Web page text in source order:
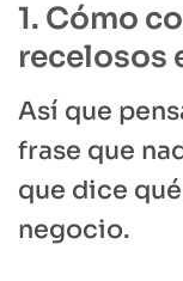
1. Cómo
recelosos
Así que
frase que
que dice
negocio.